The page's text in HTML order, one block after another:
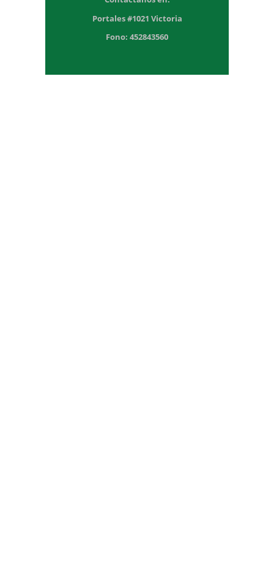
Portales #1021 Victoria
Fono: 452843560